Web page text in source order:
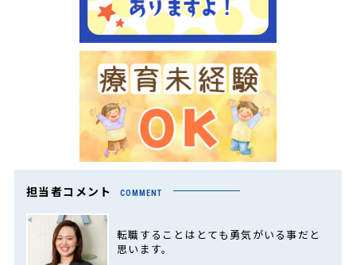
担当者コメント COMMENT
転職することはとても勇気がいる事だと
思います。